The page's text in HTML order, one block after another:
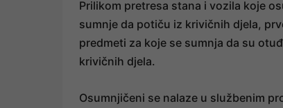
Prilikom pretresa stana i vozila koje
sumnje da potiču iz krivičnih djela,
predmeti za koje se sumnja da su
krivičnih djela.
Osumnjičeni se nalaze u službenim